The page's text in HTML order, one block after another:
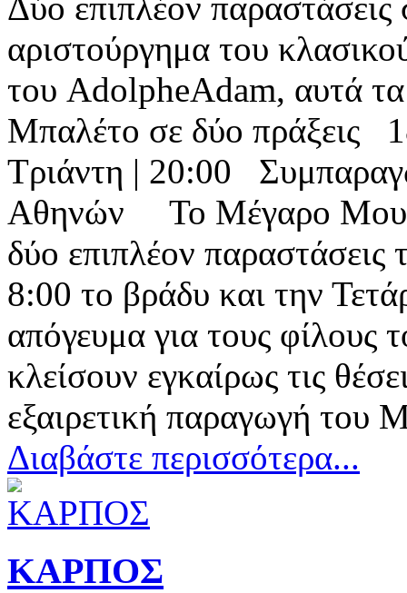
αριστούργημα του
του AdolpheAdam, αυτά
Μπαλέτο σε δύο πράξεις
Τριάντη | 20:00
Αθηνών Το Μέγαρο
δύο επιπλέον παραστάσεις
8:00 το βράδυ και την
απόγευμα για τους φίλους
κλείσουν εγκαίρως τις
εξαιρετική παραγωγή του
Διαβάστε περισσότερα...
ΚΑΡΠΟΣ